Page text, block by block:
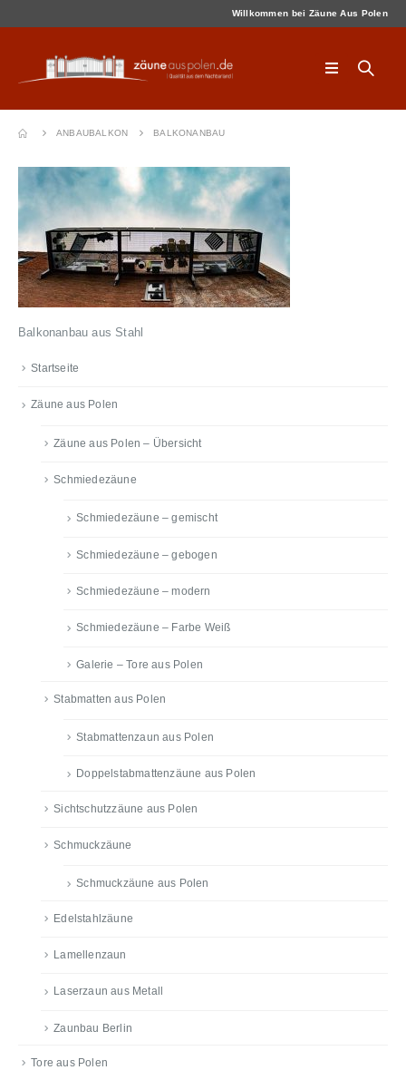
Willkommen bei Zäune Aus Polen
ANBAUBALKON BALKONANBAU
Balkonanbau aus Stahl
Startseite
Zäune aus Polen
Zäune aus Polen – Übersicht
Schmiedezäune
Schmiedezäune – gemischt
Schmiedezäune – gebogen
Schmiedezäune – modern
Schmiedezäune – Farbe Weiß
Galerie – Tore aus Polen
Stabmatten aus Polen
Stabmattenzaun aus Polen
Doppelstabmattenzäune aus Polen
Sichtschutzzäune aus Polen
Schmuckzäune
Schmuckzäune aus Polen
Edelstahlzäune
Lamellenzaun
Laserzaun aus Metall
Zaunbau Berlin
Tore aus Polen